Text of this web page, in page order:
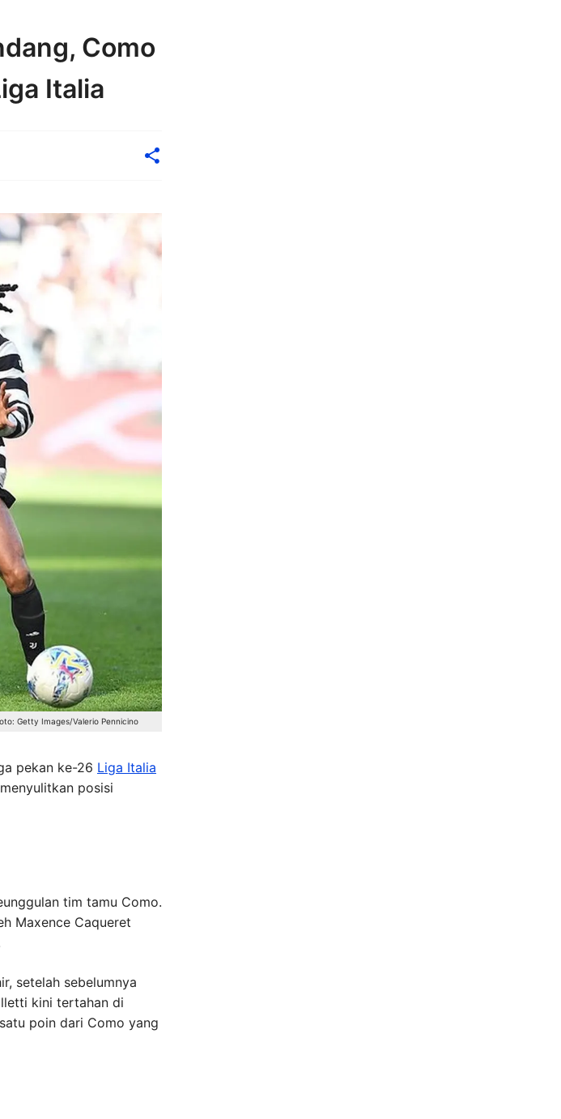
Como
Italia
Getty Images/Valerio Pennicino
pekan ke-26 Liga Italia
posisi
tim tamu Como.
Maxence Caqueret
setelah sebelumnya
kini tertahan di
poin dari Como yang